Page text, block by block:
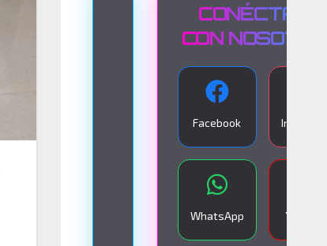
CONÉCTATE
CON
Facebook
WhatsApp YouTube